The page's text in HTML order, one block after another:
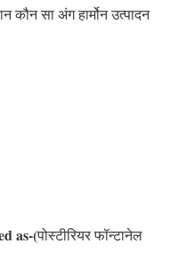
कौन सा अंग हार्मोन उत्पादन
as-(पोस्टीरियर फॉन्टानेल